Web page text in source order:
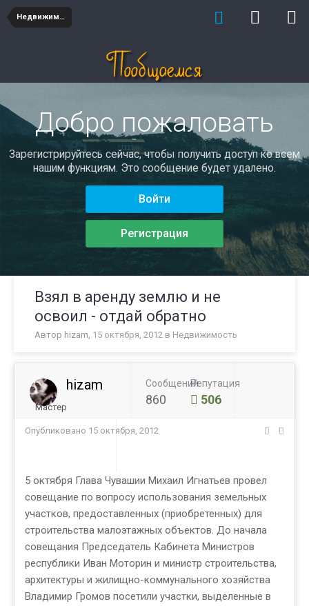
Недвижимость
Добро пожаловать
Зарегистрируйтесь сейчас, чтобы получить доступ ко всем
нашим функциям. Это сообщение будет удалено.
Войти
Регистрация
Взял в аренду землю и не
освоил - отдай обратно
Автор hizam, 15 октября, 2012 в Недвижимость
hizam
Мастер
Сообщений
860
Репутация
506
Опубликовано 15 октября, 2012
5 октября Глава Чувашии Михаил Игнатьев провел
совещание по вопросу использования земельных
участков, предоставленных (приобретенных) для
строительства малоэтажных объектов. До начала
совещания Председатель Кабинета Министров
республики Иван Моторин и министр строительства,
архитектуры и жилищно-коммунального хозяйства
Владимир Громов посетили участки, выделенные в